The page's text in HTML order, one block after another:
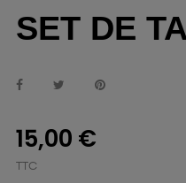
SET DE
15,00 €
TTC